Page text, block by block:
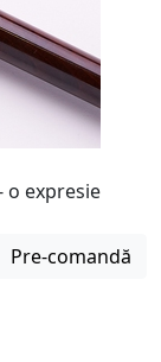
o expresie
Pre-comandă